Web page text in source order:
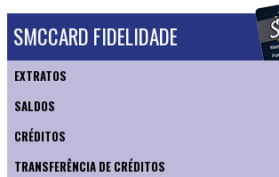
SMCCARD FIDELIDADE
EXTRATOS
SALDOS
CRÉDITOS
TRANSFERÊNCIA DE CRÉDITOS